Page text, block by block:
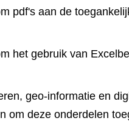
pdf's aan de
het gebruik van
geo-informatie en
om deze onderdelen